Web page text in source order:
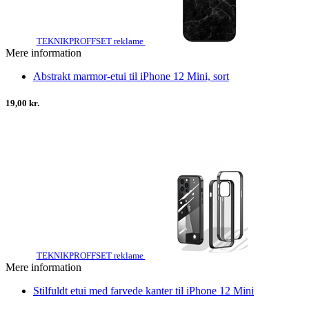
TEKNIKPROFFSET reklame
Mere information
Abstrakt marmor-etui til iPhone 12 Mini, sort
19,00 kr.
TEKNIKPROFFSET reklame
Mere information
Stilfuldt etui med farvede kanter til iPhone 12 Mini